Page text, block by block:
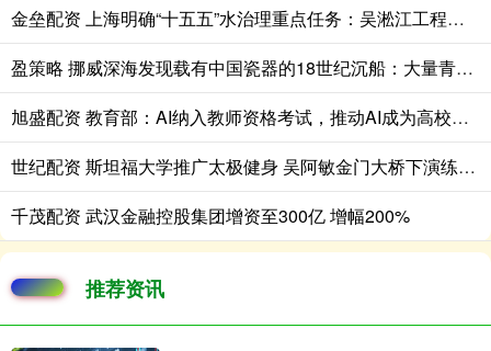
金垒配资 上海明确“十五五”水治理重点任务：吴淞江工程（上海段）将基本完成
盈策略 挪威深海发现载有中国瓷器的18世纪沉船：大量青花瓷碗重见天日，文物达数千件
旭盛配资 教育部：AI纳入教师资格考试，推动AI成为高校公共基础课
世纪配资 斯坦福大学推广太极健身 吴阿敏金门大桥下演练八法五步
千茂配资 武汉金融控股集团增资至300亿 增幅200%
推荐资讯